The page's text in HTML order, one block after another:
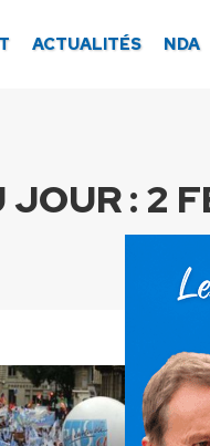
ACTUALITÉS NDA
JOUR : 2